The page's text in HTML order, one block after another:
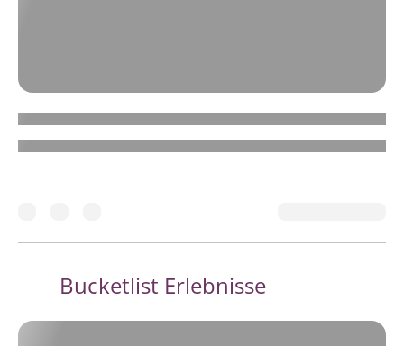
Bucketlist Erlebnisse